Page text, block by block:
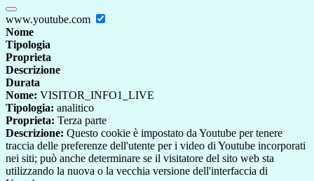
www.youtube.com
Nome
Tipologia
Proprieta
Descrizione
Durata
Nome: VISITOR_INFO1_LIVE
Tipologia: analitico
Proprieta: Terza parte
Descrizione: Questo cookie è impostato da Youtube per tenere
traccia delle preferenze dell'utente per i video di Youtube incorporati
nei siti; può anche determinare se il visitatore del sito web sta
utilizzando la nuova o la vecchia versione dell'interfaccia di